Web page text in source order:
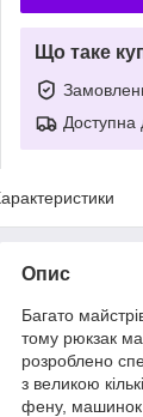
Що таке
Доступна
Опис
Багато
тому рюкзак
розроблено
з великою
фену, машинок